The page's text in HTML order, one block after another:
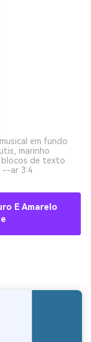
em fundo
marinho
blocos de texto
--ar 3:4
E Amarelo